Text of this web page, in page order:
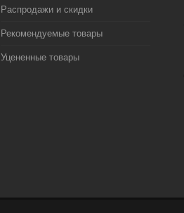
Распродажи и скидки
Рекомендуемые товары
Уцененные товары